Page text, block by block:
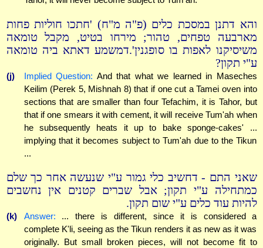
והא דתנן במסכת כלים (פ"ה מ"ח) 'חתכו חוליות פחות
מארבעה טפחים, טהור; מירחו בטיט, מקבל טומאה
משיסיקנו לאפות בו סופגנין'.דמשמע דאתא ביה טומאה
ע"י תקון?
(j) Implied Question: And that what we learned in Maseches
Keilim (Perek 5, Mishnah 8) that if one cut a Tamei oven into
sections that are smaller than four Tefachim, it is Tahor, but
that if one smears it with cement, it will receive Tum'ah when
he subsequently heats it up to bake sponge-cakes' ...
implying that it becomes subject to Tum'ah due to the Tikun
...
שאני התם - דחשיב כלי גמור ע"י שנעשה אחר כך שלם
כמתחילה ע"י תקון; אבל שברים קטנים אין נחשבים
להיות עוד כלים ע"י שום תקון.
(k) Answer: ... there is different, since it is considered a
complete K'li, seeing as the Tikun renders it as new as it was
originally. But small broken pieces, will not become fit to